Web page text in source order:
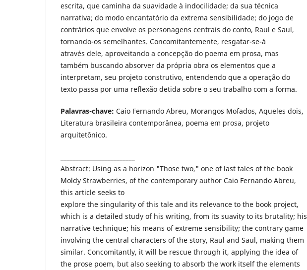
escrita, que caminha da suavidade à indocilidade; da sua técnica
narrativa; do modo encantatório da extrema sensibilidade; do jogo de
contrários que envolve os personagens centrais do conto, Raul e Saul,
tornando-os semelhantes. Concomitantemente, resgatar-se-á
através dele, aproveitando a concepção do poema em prosa, mas
também buscando absorver da própria obra os elementos que a
interpretam, seu projeto construtivo, entendendo que a operação do
texto passa por uma reflexão detida sobre o seu trabalho com a forma.
Palavras-chave: Caio Fernando Abreu, Morangos Mofados, Aqueles dois,
Literatura brasileira contemporânea, poema em prosa, projeto
arquitetônico.
Abstract: Using as a horizon "Those two," one of last tales of the book
Moldy Strawberries, of the contemporary author Caio Fernando Abreu,
this article seeks to
explore the singularity of this tale and its relevance to the book project,
which is a detailed study of his writing, from its suavity to its brutality; his
narrative technique; his means of extreme sensibility; the contrary game
involving the central characters of the story, Raul and Saul, making them
similar. Concomitantly, it will be rescue through it, applying the idea of
the prose poem, but also seeking to absorb the work itself the elements